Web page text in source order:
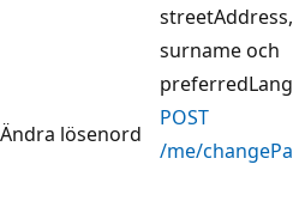
streetAddress,
surname och
Ändra lösenord
POST
/me/